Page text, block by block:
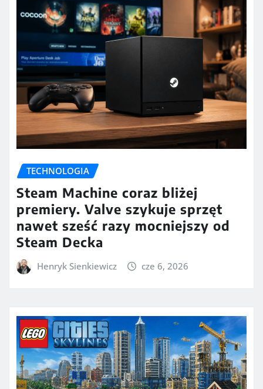
TECHNOLOGIA
Steam Machine coraz bliżej
premiery. Valve szykuje sprzęt
nawet sześć razy mocniejszy od
Steam Decka
Henryk Sienkiewicz cze 6, 2026